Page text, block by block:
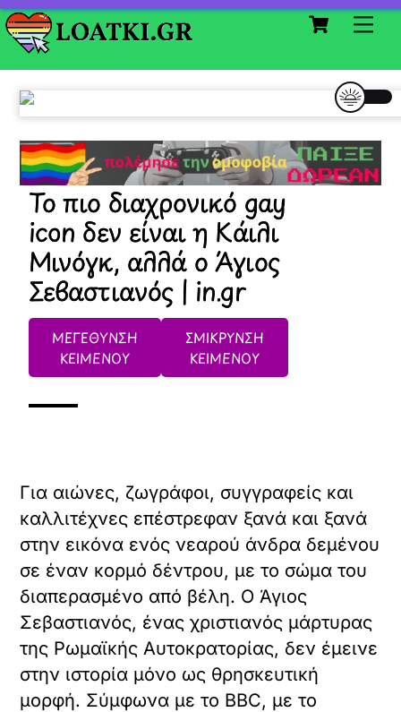
Skip
to
content
Cart
Το πιο διαχρονικό gay
icon δεν είναι η Κάιλι
Μινόγκ, αλλά ο Άγιος
Σεβαστιανός | in.gr
ΜΕΓΕΘΥΝΣΗ
ΚΕΙΜΕΝΟΥ
ΣΜΙΚΡΥΝΣΗ
ΚΕΙΜΕΝΟΥ
Για αιώνες, ζωγράφοι, συγγραφείς και
καλλιτέχνες επέστρεφαν ξανά και ξανά
στην εικόνα ενός νεαρού άνδρα δεμένου
σε έναν κορμό δέντρου, με το σώμα του
διαπερασμένο από βέλη. Ο Άγιος
Σεβαστιανός, ένας χριστιανός μάρτυρας
της Ρωμαϊκής Αυτοκρατορίας, δεν έμεινε
στην ιστορία μόνο ως θρησκευτική
μορφή. Σύμφωνα με το BBC, με το